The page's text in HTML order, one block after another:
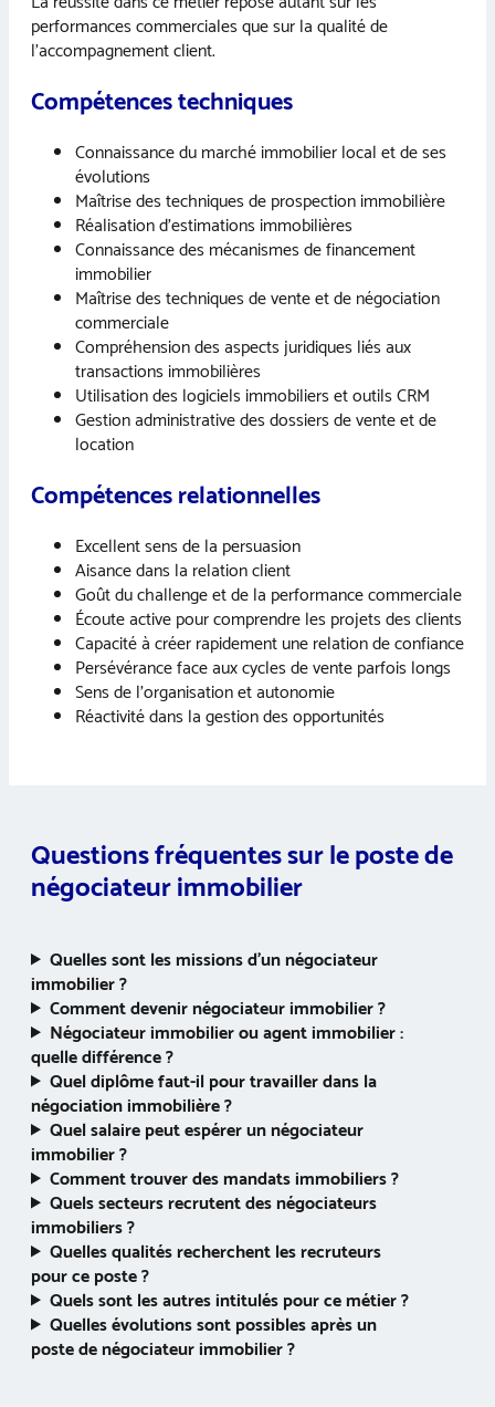
performances commerciales que sur la qualité de
l’accompagnement client.
Compétences techniques
Connaissance du marché immobilier local et de ses
évolutions
Maîtrise des techniques de prospection immobilière
Réalisation d’estimations immobilières
Connaissance des mécanismes de financement
immobilier
Maîtrise des techniques de vente et de négociation
commerciale
Compréhension des aspects juridiques liés aux
transactions immobilières
Utilisation des logiciels immobiliers et outils CRM
Gestion administrative des dossiers de vente et de
location
Compétences relationnelles
Excellent sens de la persuasion
Aisance dans la relation client
Goût du challenge et de la performance commerciale
Écoute active pour comprendre les projets des clients
Capacité à créer rapidement une relation de confiance
Persévérance face aux cycles de vente parfois longs
Sens de l’organisation et autonomie
Réactivité dans la gestion des opportunités
Questions fréquentes sur le poste de
négociateur immobilier
Quelles sont les missions d’un négociateur
immobilier ?
Comment devenir négociateur immobilier ?
Négociateur immobilier ou agent immobilier :
quelle différence ?
Quel diplôme faut-il pour travailler dans la
négociation immobilière ?
Quel salaire peut espérer un négociateur
immobilier ?
Comment trouver des mandats immobiliers ?
Quels secteurs recrutent des négociateurs
immobiliers ?
Quelles qualités recherchent les recruteurs
pour ce poste ?
Quels sont les autres intitulés pour ce métier ?
Quelles évolutions sont possibles après un
poste de négociateur immobilier ?